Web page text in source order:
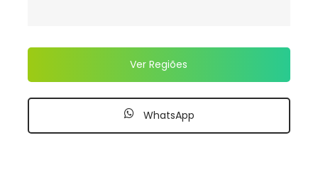
Ver Regiões
WhatsApp